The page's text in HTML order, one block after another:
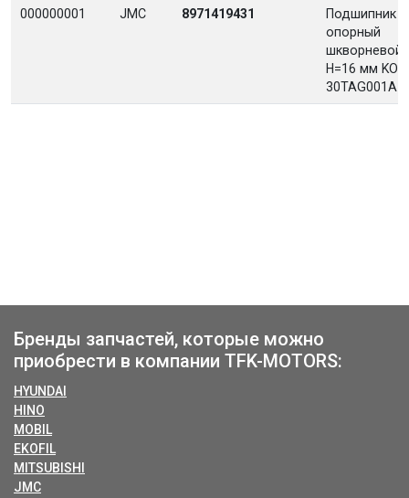
000000001 JMC 8971419431
Подшипник
опорный
шкворневой
H=16 мм
30TAG001A
Бренды запчастей, которые можно
приобрести в компании TFK-MOTORS:
HYUNDAI
HINO
MOBIL
EKOFIL
MITSUBISHI
JMC